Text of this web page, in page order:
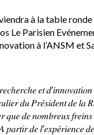
à la table
Le Parisien
à l’ANSM et
𝑒𝑡
𝑑𝑢 𝑃𝑟𝑒́𝑠𝑖𝑑𝑒𝑛𝑡 𝑑𝑒
𝑑𝑒 𝑛𝑜𝑚𝑏𝑟𝑒𝑢𝑥 𝑓𝑟𝑒𝑖𝑛𝑠
𝑑𝑒 𝑙’𝑒𝑥𝑝𝑒́𝑟𝑖𝑒𝑛𝑐𝑒